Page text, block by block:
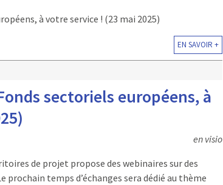
à votre service ! (23 mai 2025)
EN SAVOIR +
sectoriels européens, à
en visio
de projet propose des webinaires sur des
temps d’échanges sera dédié au thème